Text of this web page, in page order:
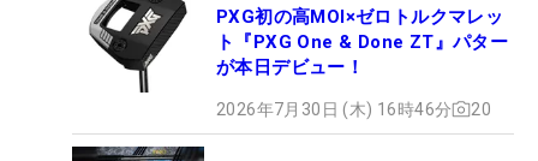
PXG初の高MOI×ゼロトルクマレッ
ト『PXG One & Done ZT』パター
が本日デビュー！
2026年7月30日 (木) 16時46分 20